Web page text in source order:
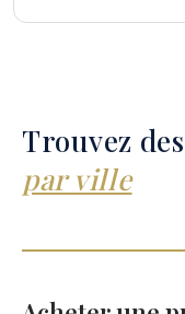
Trouvez
par ville